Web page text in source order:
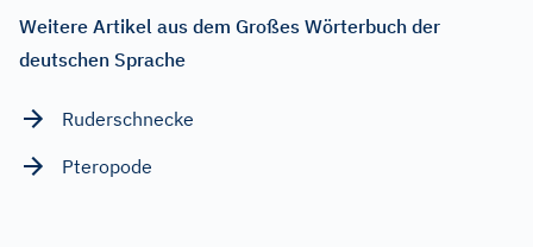
Weitere Artikel aus dem Großes Wörterbuch der
deutschen Sprache
Ruderschnecke
Pteropode